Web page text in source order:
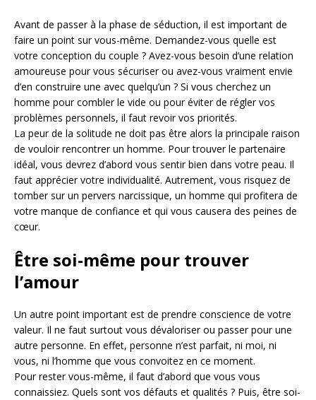
Avant de passer à la phase de séduction, il est important de
faire un point sur vous-même. Demandez-vous quelle est
votre conception du couple ? Avez-vous besoin d’une relation
amoureuse pour vous sécuriser ou avez-vous vraiment envie
d’en construire une avec quelqu’un ? Si vous cherchez un
homme pour combler le vide ou pour éviter de régler vos
problèmes personnels, il faut revoir vos priorités.
La peur de la solitude ne doit pas être alors la principale raison
de vouloir rencontrer un homme. Pour trouver le partenaire
idéal, vous devrez d’abord vous sentir bien dans votre peau. Il
faut apprécier votre individualité. Autrement, vous risquez de
tomber sur un pervers narcissique, un homme qui profitera de
votre manque de confiance et qui vous causera des peines de
cœur.
Être soi-même pour trouver
l’amour
Un autre point important est de prendre conscience de votre
valeur. Il ne faut surtout vous dévaloriser ou passer pour une
autre personne. En effet, personne n’est parfait, ni moi, ni
vous, ni l’homme que vous convoitez en ce moment.
Pour rester vous-même, il faut d’abord que vous vous
connaissiez. Quels sont vos défauts et qualités ? Puis, être soi-